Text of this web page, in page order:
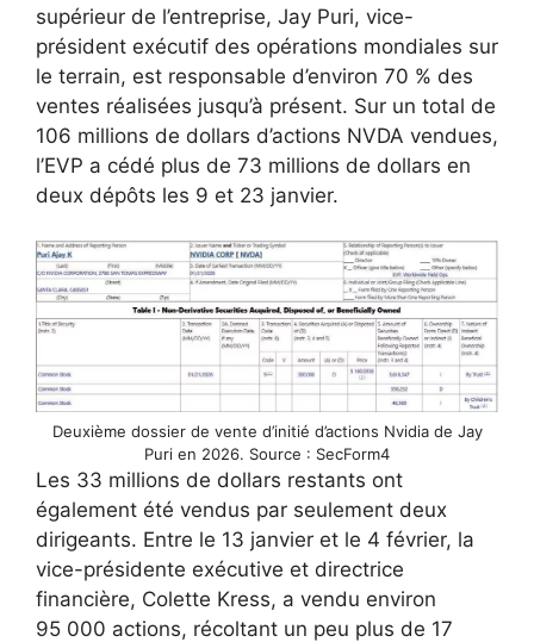
supérieur de l’entreprise, Jay Puri, vice-
président exécutif des opérations mondiales sur
le terrain, est responsable d’environ 70 % des
ventes réalisées jusqu’à présent. Sur un total de
106 millions de dollars d’actions NVDA vendues,
l’EVP a cédé plus de 73 millions de dollars en
deux dépôts les 9 et 23 janvier.
Deuxième dossier de vente d’initié d’actions Nvidia de Jay
Puri en 2026. Source : SecForm4
Les 33 millions de dollars restants ont
également été vendus par seulement deux
dirigeants. Entre le 13 janvier et le 4 février, la
vice-présidente exécutive et directrice
financière, Colette Kress, a vendu environ
95 000 actions, récoltant un peu plus de 17